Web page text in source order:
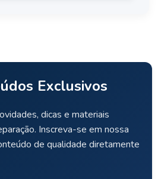
Exclusivos
dicas e materiais
Inscreva-se em nossa
de qualidade diretamente